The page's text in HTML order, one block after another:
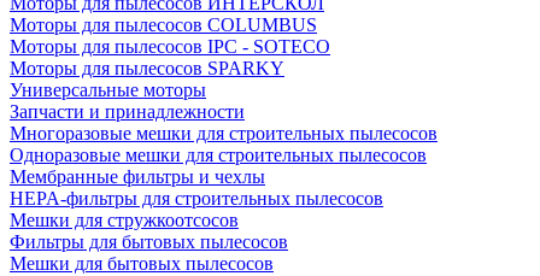
Моторы для пылесосов COLUMBUS
Моторы для пылесосов IPC - SOTECO
Моторы для пылесосов SPARKY
Универсальные моторы
Запчасти и принадлежности
Многоразовые мешки для строительных пылесосов
Одноразовые мешки для строительных пылесосов
Мембранные фильтры и чехлы
HEPA-фильтры для строительных пылесосов
Мешки для стружкоотсосов
Фильтры для бытовых пылесосов
Мешки для бытовых пылесосов